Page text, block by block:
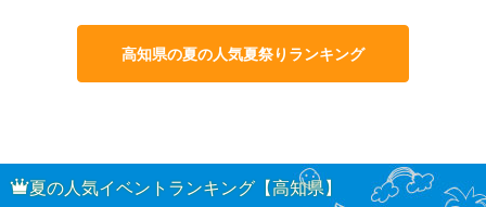
高知県の夏の人気夏祭りランキング
夏の人気イベントランキング【高知県】